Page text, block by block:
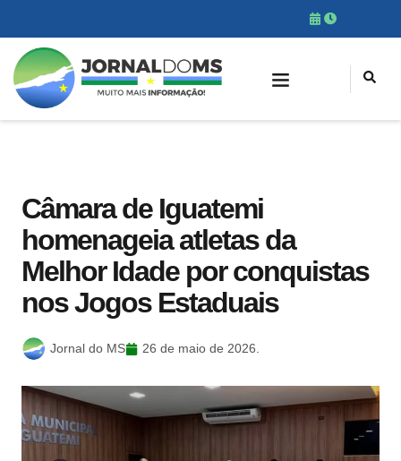
Câmara de Iguatemi
homenageia atletas da
Melhor Idade por conquistas
nos Jogos Estaduais
Jornal do MS 26 de maio de 2026.